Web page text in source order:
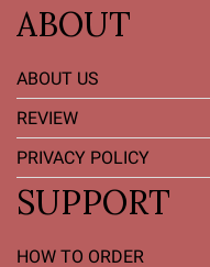
ABOUT
ABOUT US
REVIEW
PRIVACY POLICY
SUPPORT
HOW TO ORDER